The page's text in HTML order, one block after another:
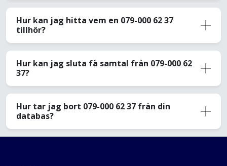
Hur kan jag hitta vem en 079-000 62 37
tillhör?
Hur kan jag sluta få samtal från 079-000 62
37?
Hur tar jag bort 079-000 62 37 från din
databas?